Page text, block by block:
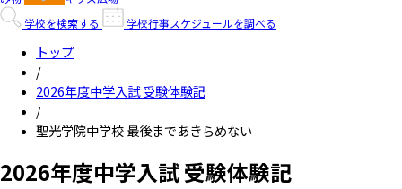
学校を検索する
学校行事スケジュールを調べる
トップ
/
2026年度中学入試 受験体験記
/
聖光学院中学校 最後まであきらめない
2026年度中学入試 受験体験記